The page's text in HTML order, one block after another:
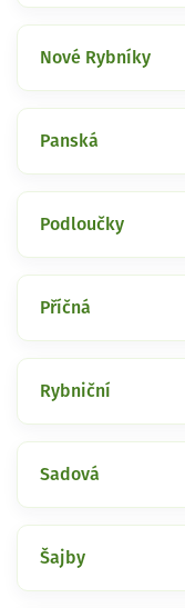
Nové Rybníky
Panská
Podloučky
Příčná
Rybniční
Sadová
Šajby